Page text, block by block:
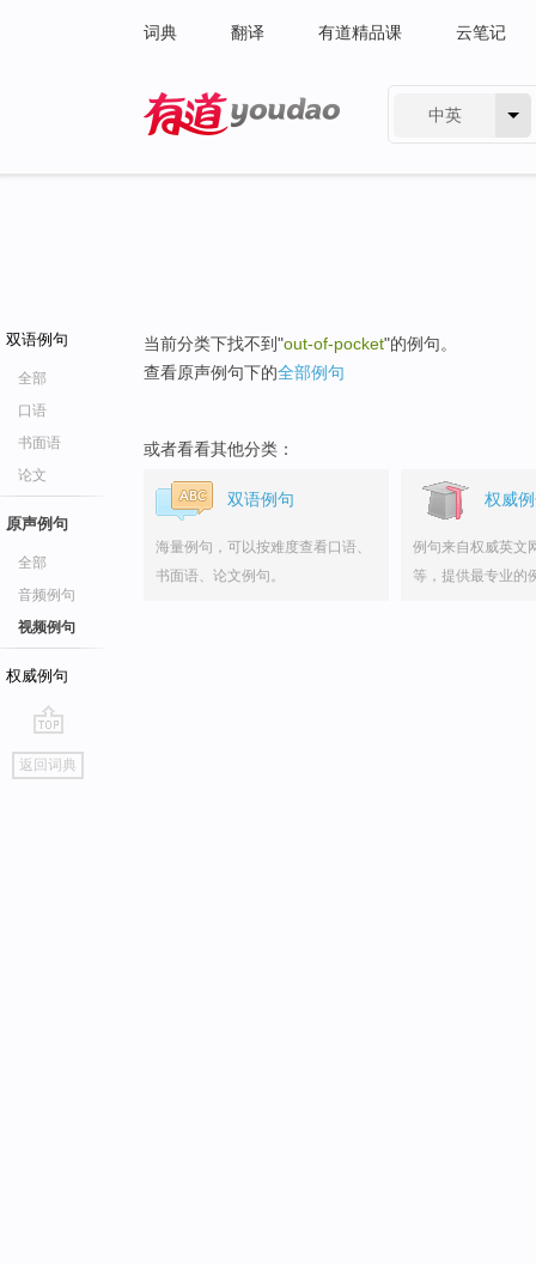
词典 翻译 有道精品课 云笔记
中英
双语例句
全部
口语
书面语
论文
原声例句
全部
音频例句
视频例句
权威例句
go
top
返回词典
当前分类下找不到"out-of-pocket"的例句。
查看原声例句下的全部例句
或者看看其他分类：
双语例句
海量例句，可以按难度查看口语、
书面语、论文例句。
权威
例句来自权威英文
等，提供最专业的